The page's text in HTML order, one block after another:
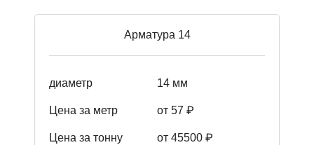
Арматура 14
диаметр 14 мм
Цена за метр от 57 ₽
Цена за тонну от 45500 ₽